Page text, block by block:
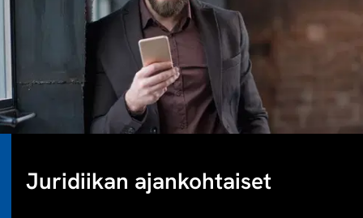
Juridiikan ajankohtaiset